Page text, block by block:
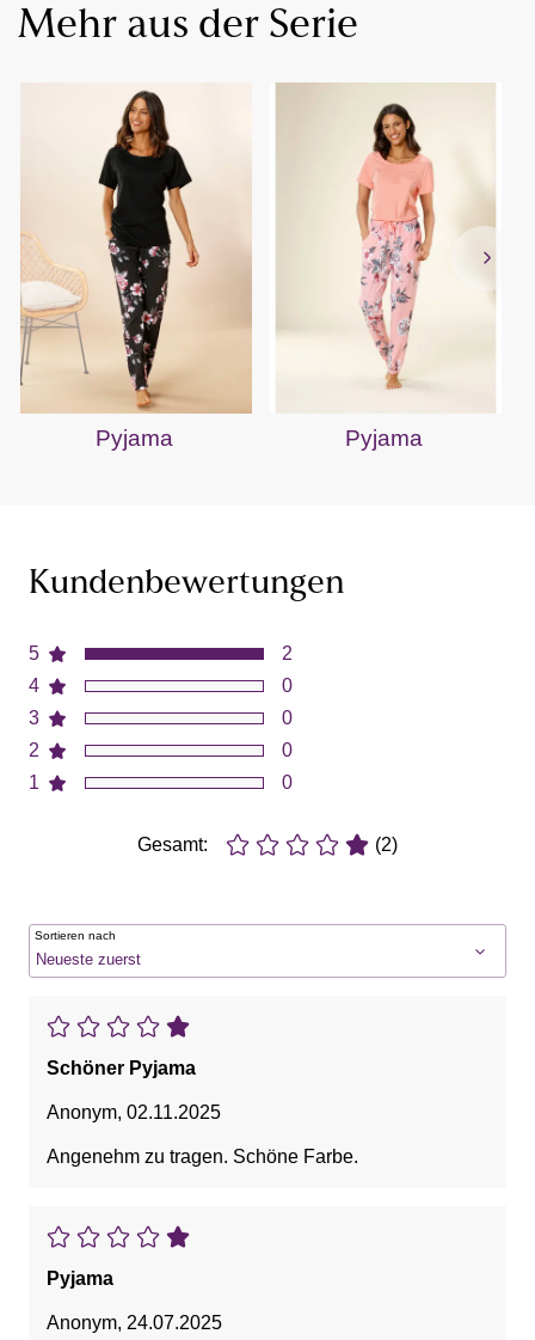
Mehr aus der Serie
Pyjama Pyjama
Kundenbewertungen
5
4
3
2
1
2
0
0
0
0
Gesamt: (2)
Sortieren nach
Schöner Pyjama
Anonym, 02.11.2025
Angenehm zu tragen. Schöne Farbe.
Pyjama
Anonym, 24.07.2025